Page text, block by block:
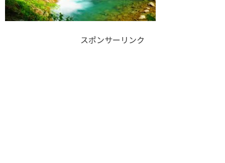
スポンサーリンク